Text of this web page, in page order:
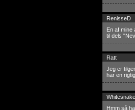
RenisseD
En af mine
til dels
Ratt
Jeg er
har en
Whitesnake
Hmm så